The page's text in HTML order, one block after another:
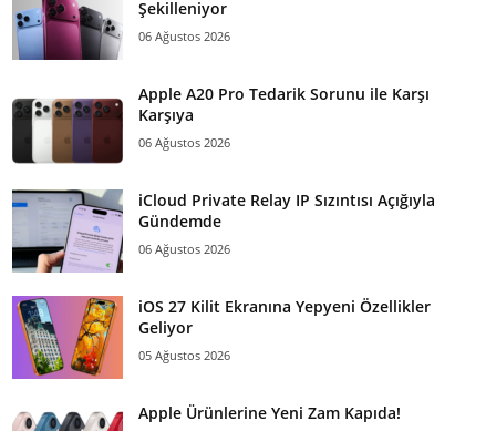
Şekilleniyor
06 Ağustos 2026
Apple A20 Pro Tedarik Sorunu ile Karşı
Karşıya
06 Ağustos 2026
iCloud Private Relay IP Sızıntısı Açığıyla
Gündemde
06 Ağustos 2026
iOS 27 Kilit Ekranına Yepyeni Özellikler
Geliyor
05 Ağustos 2026
Apple Ürünlerine Yeni Zam Kapıda!